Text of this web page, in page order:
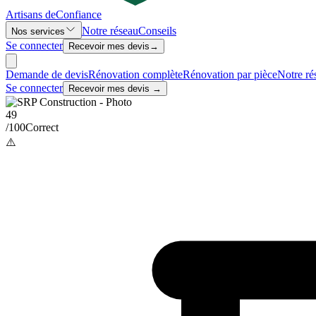
Artisans deConfiance
Nos services Notre réseauConseils
Se connecter
Recevoir mes devis →
Demande de devisRénovation complèteRénovation par pièceNotre
Se connecter
Recevoir mes devis →
49
/100Correct
⚠️